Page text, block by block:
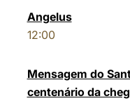
Angelus
12:00
Mensagem do
centenário da